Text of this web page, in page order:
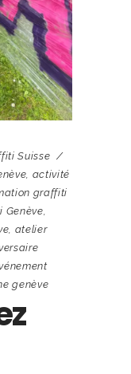
Suisse
, activité
graffiti
Genève,
, atelier
genève